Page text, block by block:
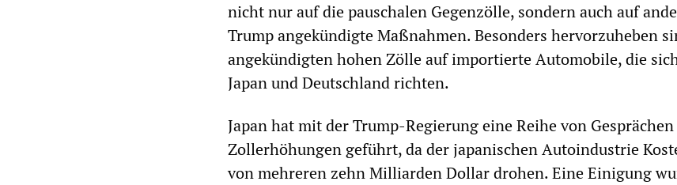
nicht nur auf die pauschalen Gegenzölle, sondern auch auf
Trump angekündigte Maßnahmen. Besonders hervorzuheben
angekündigten hohen Zölle auf importierte Automobile, die
Japan und Deutschland richten.
Japan hat mit der Trump-Regierung eine Reihe von
Zollerhöhungen geführt, da der japanischen Autoindustrie
von mehreren zehn Milliarden Dollar drohen. Eine Einigung